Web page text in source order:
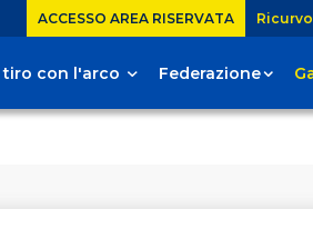
ACCESSO AREA RISERVATA Ricurvo
tiro con l'arco Federazione